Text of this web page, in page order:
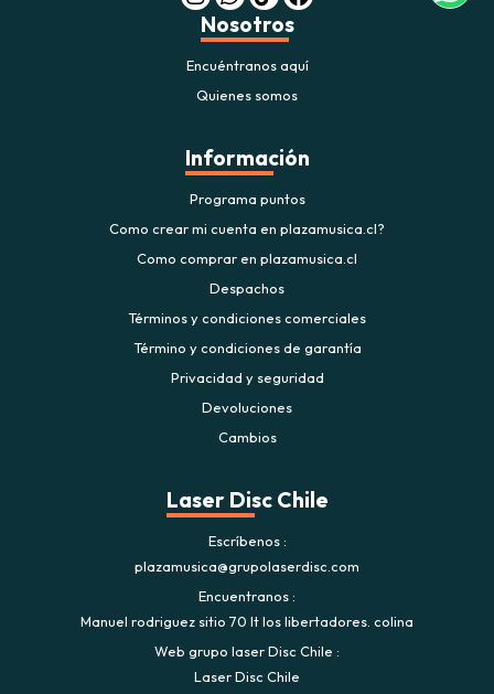
Nosotros
Encuéntranos aquí
Quienes somos
Información
Programa puntos
Como crear mi cuenta en plazamusica.cl?
Como comprar en plazamusica.cl
Despachos
Términos y condiciones comerciales
Término y condiciones de garantía
Privacidad y seguridad
Devoluciones
Cambios
Laser Disc Chile
Escríbenos
plazamusica@grupolaserdisc.com
Encuentranos
Manuel rodriguez sitio 70 lt los libertadores. colina
Web grupo laser Disc Chile
Laser Disc Chile